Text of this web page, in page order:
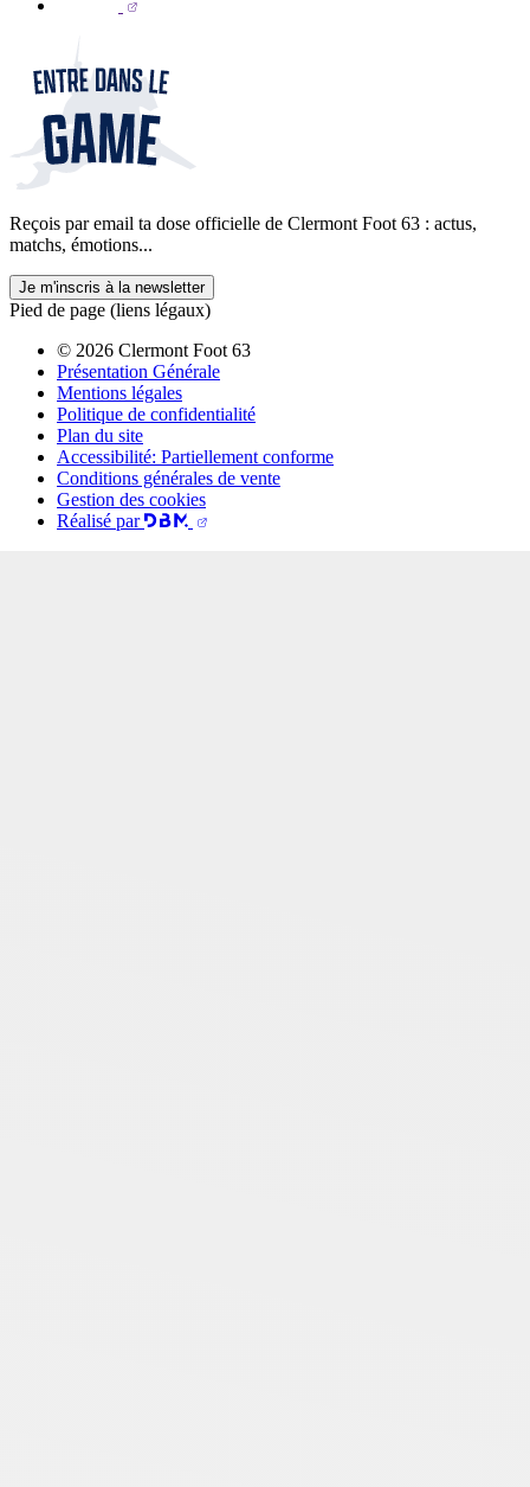
Reçois par email ta dose officielle de Clermont Foot 63 : actus,
matchs, émotions...
Je m'inscris à la newsletter
Pied de page (liens légaux)
© 2026 Clermont Foot 63
Présentation Générale
Mentions légales
Politique de confidentialité
Plan du site
Accessibilité: Partiellement conforme
Conditions générales de vente
Gestion des cookies
Réalisé par